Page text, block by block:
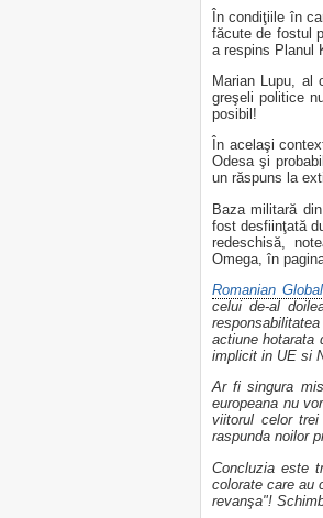
În condiţiile în
făcute de fostul
a respins Planul
Marian Lupu, al
greşeli politice
posibil!
În acelaşi
Odesa şi
un răspuns la
Baza militară
fost desfiinţată
redeschisă,
Omega, în
Romanian
celui de-al
actiune hotarata
implicit in UE si
Ar fi singura
europeana nu
viitorul celor
raspunda noilor
Concluzia este
colorate care au
revanşa"!